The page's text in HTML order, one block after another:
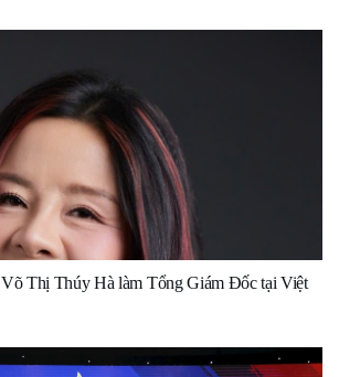
Võ Thị Thúy Hà làm Tổng Giám Đốc tại Việt